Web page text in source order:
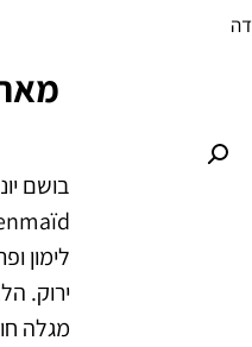
או דה
בושם
לימון
ירוק.
מגלה